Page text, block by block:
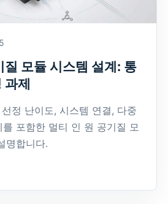
질 모듈 시스템 설계: 통
제
정 난이도, 시스템 연결, 다중
포함한 멀티 인 원 공기질 모
명합니다.